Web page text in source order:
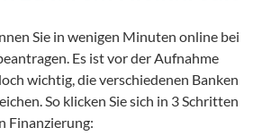
Sie in wenigen Minuten online bei
Es ist vor der Aufnahme
wichtig, die verschiedenen Banken
So klicken Sie sich in 3 Schritten
Finanzierung: